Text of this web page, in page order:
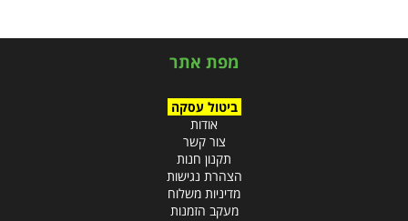
מפת אתר
ביטול עסקה
אודות
צור קשר
תקנון חנות
הצהרת נגישות
מדיניות משלוח
מעקב הזמנות